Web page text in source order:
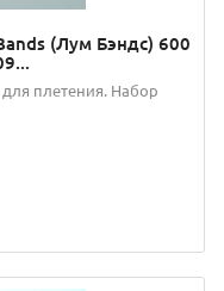
(Лум Бэндс) 600
плетения. Набор